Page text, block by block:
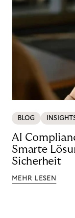
BLOG
AI
Smarte
Sicherheit
MEHR LESEN